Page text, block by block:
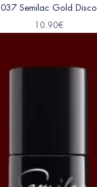
037 Semilac Gold Disco
10.90€